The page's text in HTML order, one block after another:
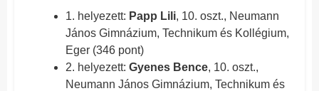
1. helyezett: Papp Lili, 10. oszt., Neumann
János Gimnázium, Technikum és Kollégium,
Eger (346 pont)
2. helyezett: Gyenes Bence, 10. oszt.,
Neumann János Gimnázium, Technikum és